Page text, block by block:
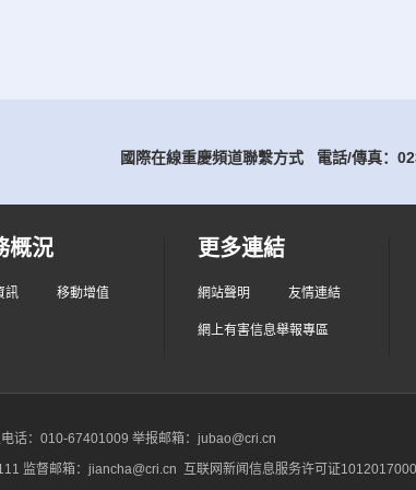
國際在線重慶頻道聯繫方式 電話/傳真：
概況
訊 移動增值
更多連結
網站聲明 友情連結
網上有害信息舉報專區
话：010-67401009 举报邮箱：jubao@cri.cn
监督邮箱：jiancha@cri.cn 互联网新闻信息服务许可证